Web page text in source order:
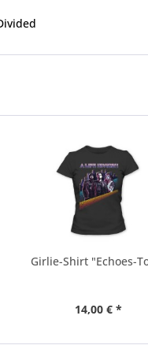
Girlie-Shirt "Echoes-
14,00 € *